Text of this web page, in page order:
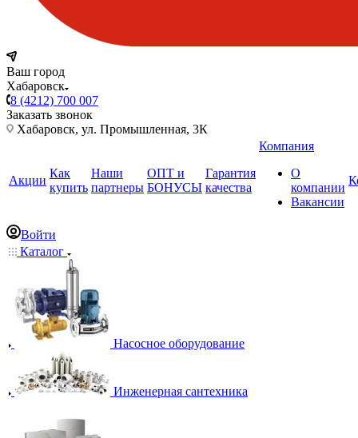
Ваш город
Хабаровск
8 (4212) 700 007
Заказать звонок
Хабаровск, ул. Промышленная, 3К
Акции
Как
купить
Наши
партнеры
ОПТ и
БОНУСЫ
Гарантия
качества
Компания
О
компании
Вакансии
Войти
Каталог
Насосное оборудование
Инженерная сантехника